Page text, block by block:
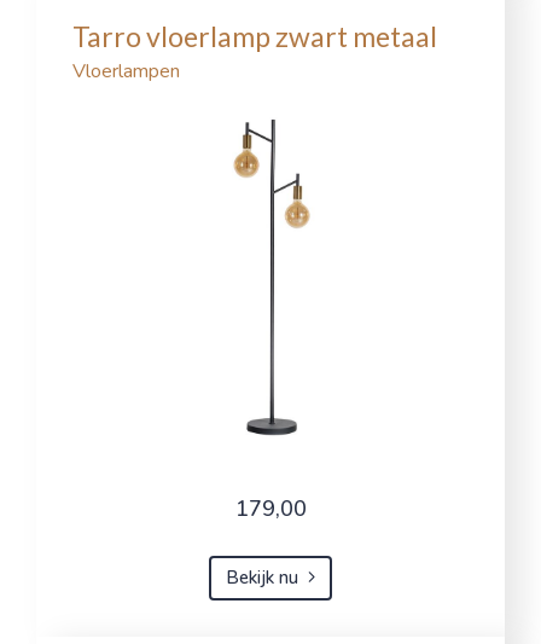
Tarro vloerlamp zwart metaal
Vloerlampen
179,00
Bekijk nu